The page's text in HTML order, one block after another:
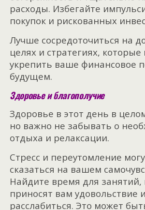
расходы. Избегайте
покупок и рискованных
Лучше сосредоточиться на
целях и стратегиях,
укрепить ваше финансовое
будущем.
Здоровье и благополучие
Здоровье в этот день в
но важно не забывать о
отдыха и релаксации.
Стресс и переутомление
сказаться на вашем
Найдите время для занятий,
приносят вам удовольствие
расслабиться. Это может